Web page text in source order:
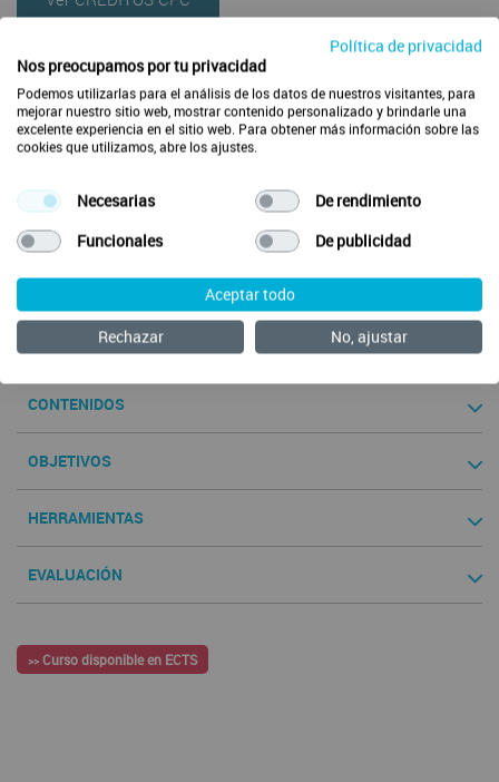
Acreditación de la actividad formativa solicitada por:
Comenzar
CONTENIDOS
OBJETIVOS
HERRAMIENTAS
EVALUACIÓN
>> Curso disponible en ECTS
Política de privacidad
Nos preocupamos por tu privacidad
Podemos utilizarlas para el análisis de los datos de nuestros visitantes, para
mejorar nuestro sitio web, mostrar contenido personalizado y brindarle una
excelente experiencia en el sitio web. Para obtener más información sobre las
cookies que utilizamos, abre los ajustes.
Necesarias
De rendimiento
Funcionales
De publicidad
Aceptar todo
Rechazar
No, ajustar